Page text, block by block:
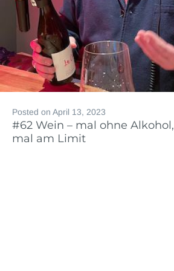
Posted on April 13, 2023
#62 Wein – mal ohne Alkohol,
mal am Limit